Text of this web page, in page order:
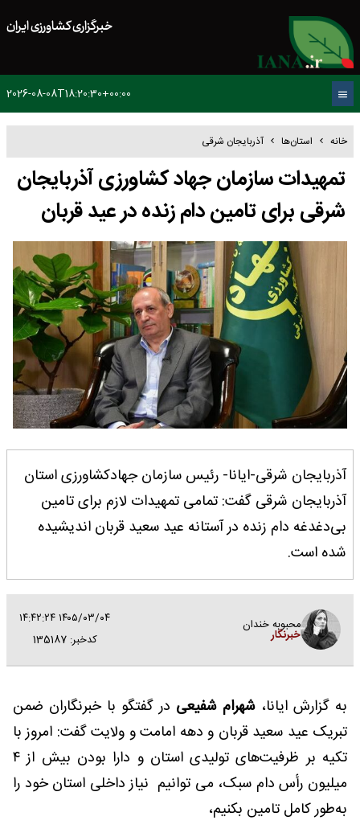
خبرگزاری کشاورزی ایران
2026-08-08T18:20:30+00:00
خانه استان‌ها آذربایجان شرقی
تمهیدات سازمان جهاد کشاورزی آذربایجان
شرقی برای تامین دام زنده در عید قربان
آذربایجان شرقی-ایانا- رئیس سازمان جهادکشاورزی استان
آذربایجان شرقی گفت: تمامی تمهیدات لازم برای تامین
بی‌دغدغه دام زنده در آستانه عید سعید قربان اندیشیده
شده است.
محبوبه خندان
خبرنگار
۱۴۰۵/۰۳/۰۴ ۱۴:۴۲:۲۴
کدخبر: 135187
به گزارش ایانا، شهرام شفیعی در گفتگو با خبرنگاران ضمن
تبریک عید سعید قربان و دهه امامت و ولایت گفت: امروز با
تکیه بر ظرفیت‌های تولیدی استان و دارا بودن بیش از ۴
میلیون رأس دام سبک، می توانیم نیاز داخلی استان خود را
به‌طور کامل تامین بکنیم،